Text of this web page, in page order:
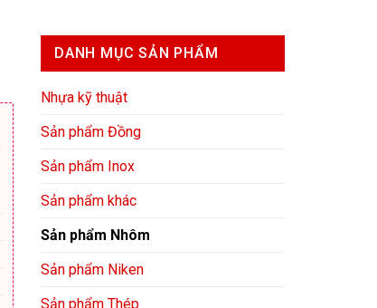
DANH MỤC SẢN PHẨM
Nhựa kỹ thuật
Sản phẩm Đồng
Sản phẩm Inox
Sản phẩm khác
Sản phẩm Nhôm
Sản phẩm Niken
Sản phẩm Thép